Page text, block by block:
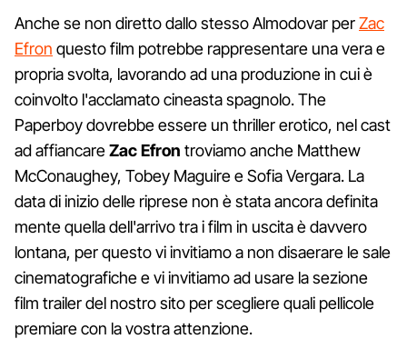
Anche se non diretto dallo stesso Almodovar perZac
Efron questo film potrebbe rappresentare una vera e
propria svolta, lavorando ad una produzione in cui è
coinvolto l'acclamato cineasta spagnolo. The
Paperboy dovrebbe essere un thriller erotico, nel cast
ad affiancareZac Efron troviamo anche Matthew
McConaughey, Tobey Maguire e Sofia Vergara. La
data di inizio delle riprese non è stata ancora definita
mente quella dell'arrivo tra i film in uscita è davvero
lontana, per questo vi invitiamo a non disaerare le sale
cinematografiche e vi invitiamo ad usare la sezione
film trailer del nostro sito per scegliere quali pellicole
premiare con la vostra attenzione.